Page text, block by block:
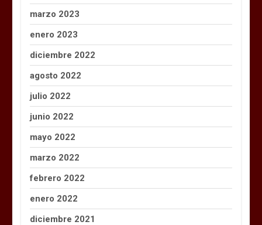
marzo 2023
enero 2023
diciembre 2022
agosto 2022
julio 2022
junio 2022
mayo 2022
marzo 2022
febrero 2022
enero 2022
diciembre 2021